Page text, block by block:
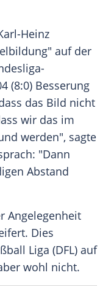
Heinz
" auf der
(8:0) Besserung
das Bild nicht
wir das im
werden", sagte
"Dann
Abstand
Angelegenheit
. Dies
Liga (DFL) auf
wohl nicht.